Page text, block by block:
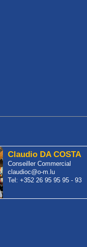
Claudio DA COSTA
Conseiller Commercial
claudioc@o-m.lu
Tel: +352 26 95 95 95 - 93